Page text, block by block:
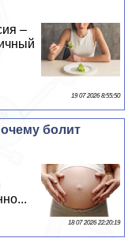
–
19 07 2026 8:55:50
болит
18 07 2026 22:20:19